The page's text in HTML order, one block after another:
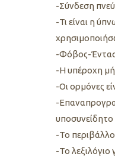
-Σύνδεση
-Τι είναι η
-Φόβος-
-Η υπέροχη
-Οι ορμόνες
-
υποσυνείδητο
-Το
-Το